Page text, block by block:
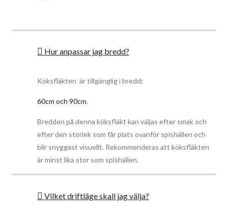
recirkulation drift. Den interna motorn konverteras enkelt till en
Tillverkad i kvalitets rostfritt stål. Med en främre panel i härdat
glas där även den moderna touch styrningen befinner sig.
Köksfläkten levereras med ett elegant fler skikts fettfilter.
Montering
Rengöring
Hur anpassar jag bredd?
Köksfläkten är tillgänglig i bredd:
60cm och 90cm.
Bredden på denna köksfläkt kan väljas efter smak och
efter den storlek som får plats ovanför spishällen och
blir snyggast visuellt. Rekommenderas att köksfläkten
är minst lika stor som spishällen.
Vilket driftläge skall jag välja?